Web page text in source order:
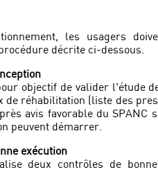
les usagers
décrite ci-dessous.
objectif de valider l'étude
de réhabilitation (liste des
avis favorable du SPANC
peuvent démarrer.
exécution
deux contrôles de